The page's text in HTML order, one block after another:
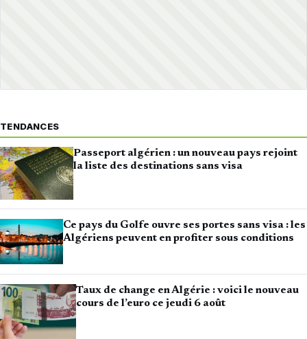
TENDANCES
Passeport algérien : un nouveau pays rejoint
la liste des destinations sans visa
Ce pays du Golfe ouvre ses portes sans visa : les
Algériens peuvent en profiter sous conditions
Taux de change en Algérie : voici le nouveau
cours de l’euro ce jeudi 6 août